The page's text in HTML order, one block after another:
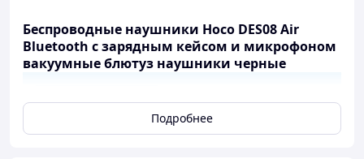
Беспроводные наушники Hoco DES08 Air
Bluetooth с зарядным кейсом и микрофоном
вакуумные блютуз наушники черные
Hoco DES08 Air
Наушники Hoco DES08 Air с
Подробнее